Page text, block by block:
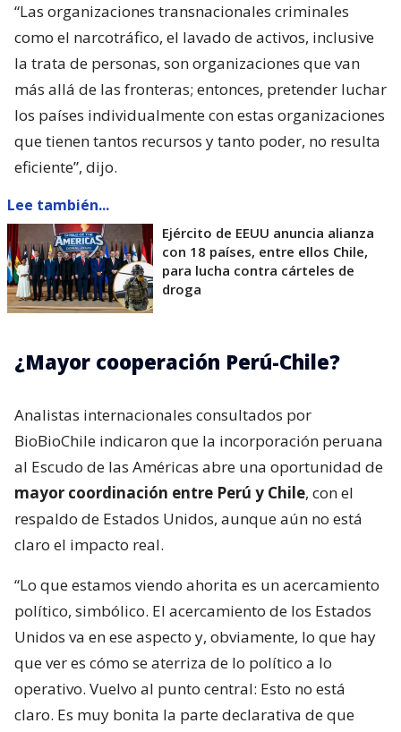
“Las organizaciones transnacionales criminales
como el narcotráfico, el lavado de activos, inclusive
la trata de personas, son organizaciones que van
más allá de las fronteras; entonces, pretender luchar
los países individualmente con estas organizaciones
que tienen tantos recursos y tanto poder, no resulta
eficiente”, dijo.
Lee también...
Ejército de EEUU anuncia alianza
con 18 países, entre ellos Chile,
para lucha contra cárteles de
droga
¿Mayor cooperación Perú-Chile?
Analistas internacionales consultados por
BioBioChile indicaron que la incorporación peruana
al Escudo de las Américas abre una oportunidad de
mayor coordinación entre Perú y Chile, con el
respaldo de Estados Unidos, aunque aún no está
claro el impacto real.
“Lo que estamos viendo ahorita es un acercamiento
político, simbólico. El acercamiento de los Estados
Unidos va en ese aspecto y, obviamente, lo que hay
que ver es cómo se aterriza de lo político a lo
operativo. Vuelvo al punto central: Esto no está
claro. Es muy bonita la parte declarativa de que